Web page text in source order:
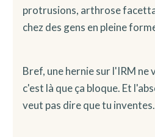
protrusions, arthrose
chez des gens en pleine
Bref, une hernie sur l'IRM ne
c'est là que ça bloque. Et
veut pas dire que tu inventes.